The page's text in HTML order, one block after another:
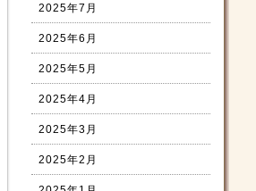
2025年7月
2025年6月
2025年5月
2025年4月
2025年3月
2025年2月